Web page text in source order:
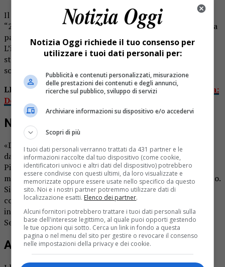
Il tratto di scogliera è quello all’altezza del viadotto della
“299” a tutela dell’area del Gabbio e della zona della chiesa
parrocchiale della frazione e del campetto da calcio.
L’intervento previsto ha un costo di 200mila euro, ed è
stato inserito tra i lavori urgenti approvati dopo il
sopralluogo alla presenza dei funzionari regionali.
LEGGI ANCHE:Quarona al Gabbio scogliera devastata:
Doccio in pericolo
Nove metri totali di scogliera
«Dev’essere ripristinata l’intera scogliera trascinata via
dalla forza della corrente – spiega il sindaco Francesco
Pietrasanta -. La protezione avrà un’altezza di sei-sette
metri e si svilupperà sottoterra per altri due metri e mezzo.
Si è dovuto intervenire con rapidità prima che le
conseguenze diventassero ancor più pesanti, visto che da
inizio ottobre la zona si trovava sprovvista di difesa dal
Sesia».
Altri interventi in programma
Notizia Oggi richiede il tuo consenso per
utilizzare i tuoi dati personali per:
Pubblicità e contenuti personalizzati, misurazione
delle prestazioni dei contenuti e degli annunci,
ricerche sul pubblico, sviluppo di servizi
Archiviare informazioni su dispositivo e/o accedervi
Scopri di più
I tuoi dati personali verranno trattati da 431 partner e le
informazioni raccolte dal tuo dispositivo (come cookie,
identificatori univoci e altri dati del dispositivo) potrebbero
essere condivise con questi ultimi, da loro visualizzate e
memorizzate oppure essere usate nello specifico da questo
sito. Noi e i nostri partner potremmo utilizzare dati di
localizzazione esatti. Elenco dei partner.
Alcuni fornitori potrebbero trattare i tuoi dati personali sulla
base dell'interesse legittimo, al quale puoi opporti gestendo
le tue opzioni qui sotto. Cerca un link in fondo a questa
pagina o nel menu del sito per gestire o revocare il consenso
nelle impostazioni della privacy e dei cookie.